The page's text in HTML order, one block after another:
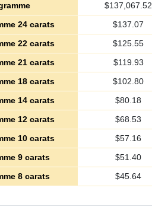
$137,067.52
24 carats
$137.07
22 carats
$125.55
21 carats
$119.93
18 carats
$102.80
14 carats
$80.18
12 carats
$68.53
10 carats
$57.16
9 carats
$51.40
8 carats
$45.64